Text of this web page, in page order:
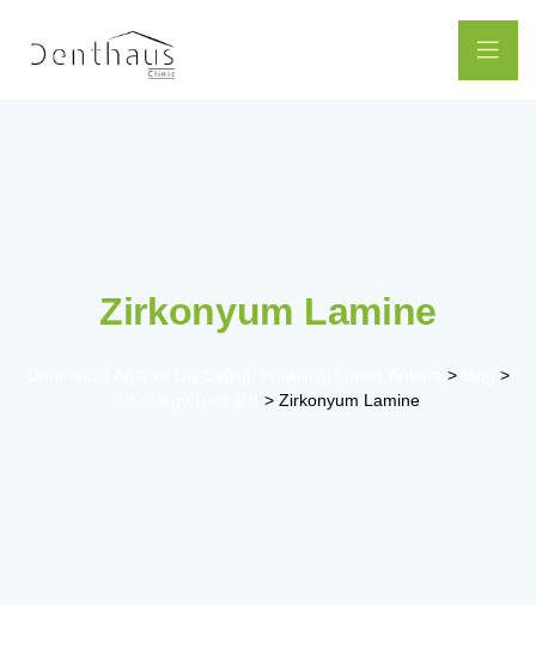
Zirkonyum Lamine
>
>
> Zirkonyum Lamine